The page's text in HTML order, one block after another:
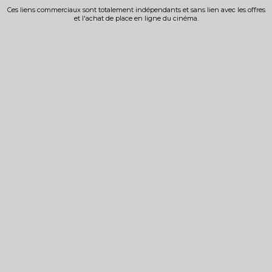
Ces liens commerciaux sont totalement indépendants et sans lien avec les offres
et l'achat de place en ligne du cinéma.